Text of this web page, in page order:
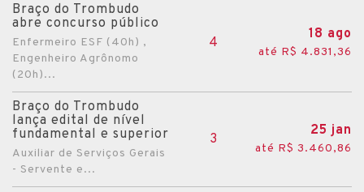
Braço do Trombudo
abre concurso público
Enfermeiro ESF (40h) ,
Engenheiro Agrônomo
(20h)...
4
18 ago
até R$ 4.831,36
Braço do Trombudo
lança edital de nível
fundamental e superior
Auxiliar de Serviços Gerais
- Servente e...
3
25 jan
até R$ 3.460,86